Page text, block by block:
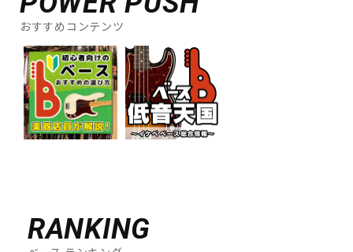
おすすめコンテンツ
RANKING